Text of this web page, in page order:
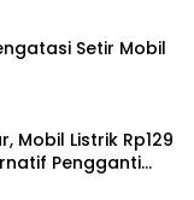
Setir Mobil
Mobil Listrik Rp129
Pengganti